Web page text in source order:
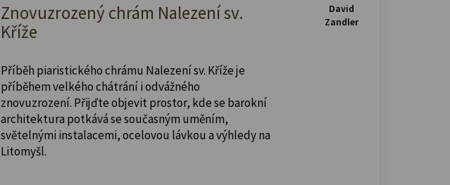
Znovuzrozený chrám Nalezení sv.
Kříže
Příběh piaristického chrámu Nalezení sv. Kříže je
příběhem velkého chátrání i odvážného
znovuzrození. Přijďte objevit prostor, kde se barokní
architektura potkává se současným uměním,
světelnými instalacemi, ocelovou lávkou a výhledy na
Litomyšl.
David
Zandler